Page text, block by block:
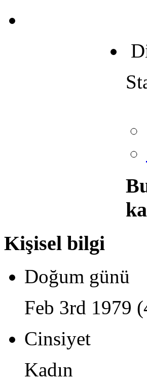
Kişisel bilgi
Doğum günü
Feb 3rd 1979
Cinsiyet
Kadın